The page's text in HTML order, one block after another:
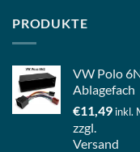
PRODUKTE
VW Polo
Ablagefach
€11,49 inkl.
zzgl.
Versand